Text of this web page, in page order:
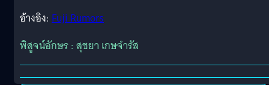
อ้างอิง: Fuji Rumors
พิสูจน์อักษร : สุชยา เกษจำรัส